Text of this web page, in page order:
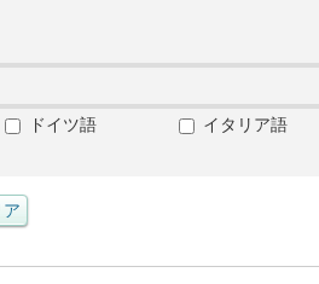
ドイツ語 イタリア語